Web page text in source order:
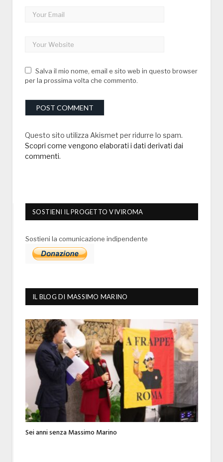
Salva il mio nome, email e sito web in questo browser
per la prossima volta che commento.
Questo sito utilizza Akismet per ridurre lo spam.
Scopri come vengono elaborati i dati derivati dai
commenti.
SOSTIENI IL PROGETTO VIVIROMA
Sostieni la comunicazione indipendente
IL BLOG DI MASSIMO MARINO
Sei anni senza Massimo Marino